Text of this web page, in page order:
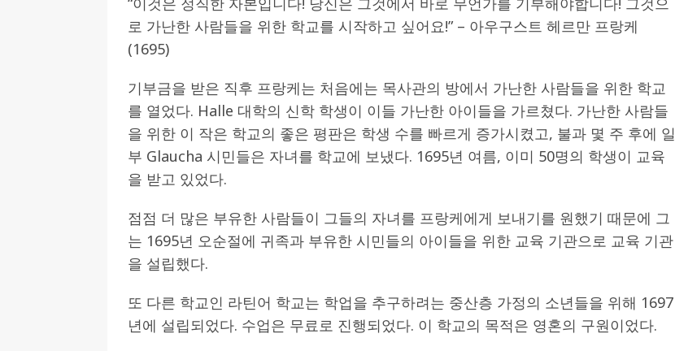
로 가난한 사람들을 위한 학교를 시작하고 싶어요!” – 아우구스트 헤르만 프랑케
(1695)
기부금을 받은 직후 프랑케는 처음에는 목사관의 방에서 가난한 사람들을 위한 학교
를 열었다. Halle 대학의 신학 학생이 이들 가난한 아이들을 가르쳤다. 가난한 사람들
을 위한 이 작은 학교의 좋은 평판은 학생 수를 빠르게 증가시켰고, 불과 몇 주 후에 일
부 Glaucha 시민들은 자녀를 학교에 보냈다. 1695년 여름, 이미 50명의 학생이 교육
을 받고 있었다.
점점 더 많은 부유한 사람들이 그들의 자녀를 프랑케에게 보내기를 원했기 때문에 그
는 1695년 오순절에 귀족과 부유한 시민들의 아이들을 위한 교육 기관으로 교육 기관
을 설립했다.
또 다른 학교인 라틴어 학교는 학업을 추구하려는 중산층 가정의 소년들을 위해 1697
년에 설립되었다. 수업은 무료로 진행되었다. 이 학교의 목적은 영혼의 구원이었다.